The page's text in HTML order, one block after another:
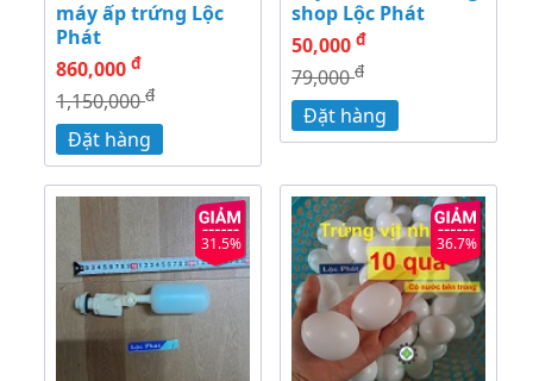
máy ấp trứng Lộc
Phát
860,000 đ
1,150,000đ
Đặt hàng
shop Lộc Phát
50,000 đ
79,000đ
Đặt hàng
31.5% 36.7%